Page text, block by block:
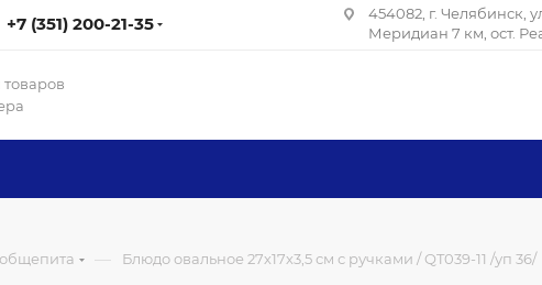
+7 (351) 200-21-35
454082, г. Челябинск,
Меридиан 7 км, ост.
— Блюдо овальное 27х17х3,5 см с ручками / QT039-11 /уп 36/